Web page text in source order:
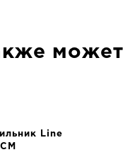
может
Line